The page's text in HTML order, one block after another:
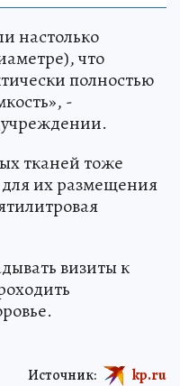
настолько
что
полностью
-
тканей тоже
их размещения
визиты к
Источник: kp.ru